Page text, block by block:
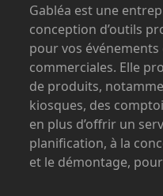
Gabléa est une
conception d’outils
pour vos
commerciales. Elle
de produits,
kiosques, des
en plus d’offrir un
planification, à la
et le démontage,